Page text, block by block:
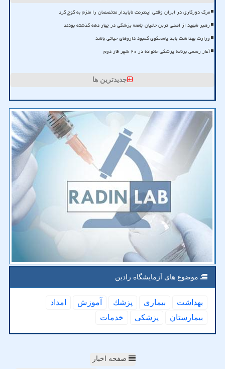
مرگ دورکاری در ایران وقتی اینترنت ناپایدار متخصصان را ملزم به کوچ کرد
رهبر شهید از اصلی ترین حامیان جامعه پزشکی در چهار دهه گذشته بودند
وزارت بهداشت باید پاسخگوی کمبود داروهای حیاتی باشد
آغاز رسمی برنامه پزشکی خانواده در ۲۰ شهر فاز دوم
جدیدترین ها
موضوع های آزمایشگاه رادین
بهداشت بیماری پزشك آموزش
امداد
بیمارستان
پزشكی خدمات
صفحه اخبار